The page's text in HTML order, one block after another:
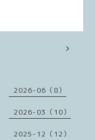
2026-06（8）
2026-03（10）
2025-12（12）